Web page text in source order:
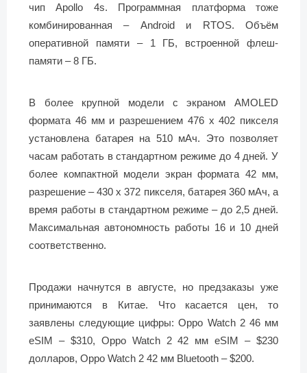
чип Apollo 4s. Программная платформа тоже
комбинированная – Android и RTOS. Объём
оперативной памяти – 1 ГБ, встроенной флеш-
памяти – 8 ГБ.
В более крупной модели с экраном AMOLED
формата 46 мм и разрешением 476 х 402 пикселя
установлена батарея на 510 мАч. Это позволяет
часам работать в стандартном режиме до 4 дней. У
более компактной модели экран формата 42 мм,
разрешение – 430 х 372 пикселя, батарея 360 мАч, а
время работы в стандартном режиме – до 2,5 дней.
Максимальная автономность работы 16 и 10 дней
соответственно.
Продажи начнутся в августе, но предзаказы уже
принимаются в Китае. Что касается цен, то
заявлены следующие цифры: Oppo Watch 2 46 мм
eSIM – $310, Oppo Watch 2 42 мм eSIM – $230
долларов, Oppo Watch 2 42 мм Bluetooth – $200.